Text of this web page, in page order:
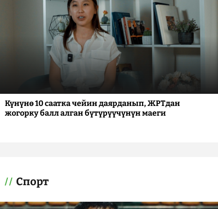
Күнүнө 10 саатка чейин даярданып, ЖРТдан
жогорку балл алган бүтүрүүчүнүн маеги
Спорт